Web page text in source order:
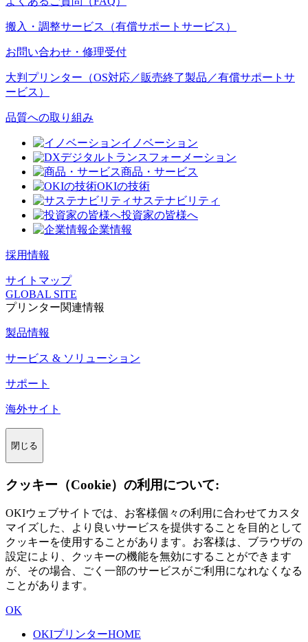
搬入・調整サービス（有償サポートサービス）
お問い合わせ・修理受付
大判プリンター（OS対応／販売終了製品／有償サポートサ
ービス）
品質への取り組み
イノベーション
デジタルトランスフォーメーション
商品・サービス
OKIの技術
サステナビリティ
投資家の皆様へ
企業情報
採用情報
サイトマップ
GLOBAL SITE
プリンター関連情報
製品情報
サービス & ソリューション
サポート
海外サイト
閉じる
クッキー（Cookie）の利用について:
OKIウェブサイトでは、お客様個々の利用に合わせてカスタ
マイズした、より良いサービスを提供することを目的として
クッキーを使用することがあります。お客様は、ブラウザの
設定により、クッキーの機能を無効にすることができます
が、その場合、ごく一部のサービスがご利用になれなくなる
ことがあります。
OK
OKIプリンターHOME